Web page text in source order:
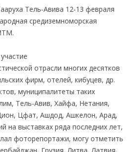
Тель-Авива 12-13 февраля
средиземноморская
.
отрасли многих десятков
фирм, отелей, кибуцев, др.
муниципалитеты таких
Тель-Авив, Хайфа, Нетания,
Цфат, Ашдод, Ашкелон, Арад,
на выставках ряда последних лет,
фоторепортажи, могу отметить